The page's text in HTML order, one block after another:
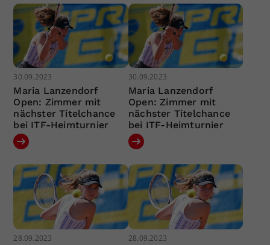
30.09.2023
Maria Lanzendorf
Open: Zimmer mit
nächster Titelchance
bei ITF-Heimturnier
30.09.2023
Maria Lanzendorf
Open: Zimmer mit
nächster Titelchance
bei ITF-Heimturnier
28.09.2023 28.09.2023